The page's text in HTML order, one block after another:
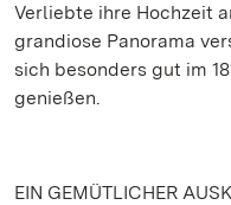
Verliebte ihre Hochzeit
grandiose Panorama
sich besonders gut im
genießen.
EIN GEMÜTLICHER